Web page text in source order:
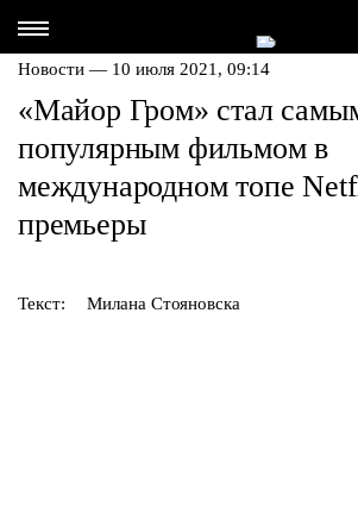
Новости — 10 июля 2021, 09:14
«Майор Гром» стал
популярным фильмом в
международном топе
премьеры
Текст: Милана Стояновска